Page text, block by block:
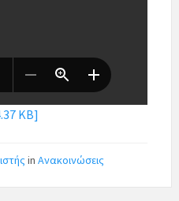
KB]
in Ανακοινώσεις